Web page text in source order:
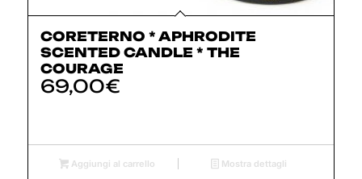
CORETERNO * APHRODITE
SCENTED CANDLE * THE
COURAGE
69,00€
Aggiungi al carrello Mostra dettagli